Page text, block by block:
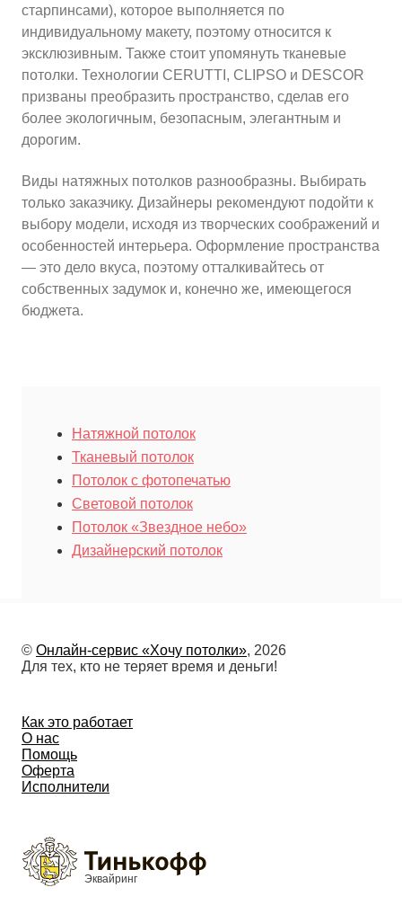
Натяжной потолок
Тканевый потолок
Потолок с фотопечатью
Световой потолок
Потолок «Звездное небо»
Дизайнерский потолок
старпинсами), которое выполняется по
индивидуальному макету, поэтому относится к
эксклюзивным. Также стоит упомянуть тканевые
потолки. Технологии CERUTTI, CLIPSO и DESCOR
призваны преобразить пространство, сделав его
более экологичным, безопасным, элегантным и
дорогим.
Виды натяжных потолков разнообразны. Выбирать
только заказчику. Дизайнеры рекомендуют подойти к
выбору модели, исходя из творческих соображений и
особенностей интерьера. Оформление пространства
— это дело вкуса, поэтому отталкивайтесь от
собственных задумок и, конечно же, имеющегося
бюджета.
© Онлайн-сервис «Хочу потолки», 2026
Для тех, кто не теряет время и деньги!
Как это работает
О нас
Помощь
Оферта
Исполнители
Эквайринг